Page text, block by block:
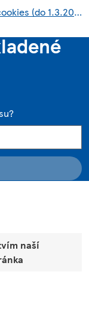
Pravidla pro ochranu osobních údajů a cookies (do 1.3.2026)
naší